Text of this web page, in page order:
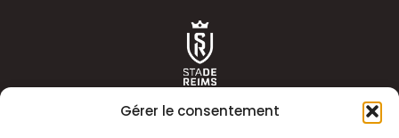
Gérer le consentement